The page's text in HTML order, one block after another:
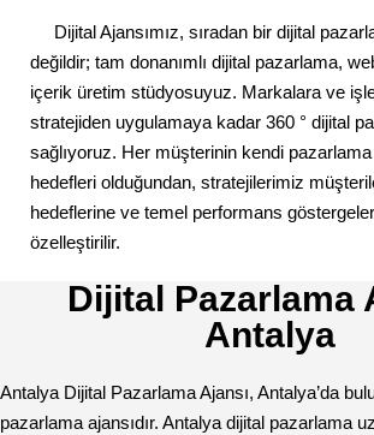
Dijital Ajansımız, sıradan bir dijital
değildir; tam donanımlı dijital pazarlama,
içerik üretim stüdyosuyuz. Markalara ve
stratejiden uygulamaya kadar 360 ° dijital
sağlıyoruz. Her müşterinin kendi
hedefleri olduğundan, stratejilerimiz
hedeflerine ve temel performans
özelleştirilir.
Dijital Pazarlama
Antalya
Antalya Dijital Pazarlama Ajansı, Antalya’da
pazarlama ajansıdır. Antalya dijital pazarlama